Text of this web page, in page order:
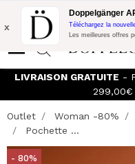
Promo Flash: 10% de
avec le
x
Doppelgänger
Téléchargez la
Les meilleures offres
LIVRAISON GRATUITE -
299,00€
Outlet Woman -80%
Pochette ...
- 80%